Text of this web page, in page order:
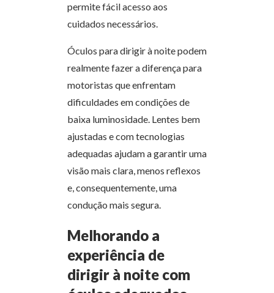
permite fácil acesso aos
cuidados necessários.
Óculos para dirigir à noite podem
realmente fazer a diferença para
motoristas que enfrentam
dificuldades em condições de
baixa luminosidade. Lentes bem
ajustadas e com tecnologias
adequadas ajudam a garantir uma
visão mais clara, menos reflexos
e, consequentemente, uma
condução mais segura.
Melhorando a
experiência de
dirigir à noite com